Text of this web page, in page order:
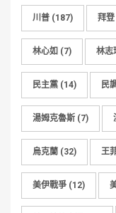
川普 (187) 拜登
林心如 (7) 林志
民主黨 (14) 民
湯姆克魯斯 (7)
烏克蘭 (32) 王
美伊戰爭 (12)